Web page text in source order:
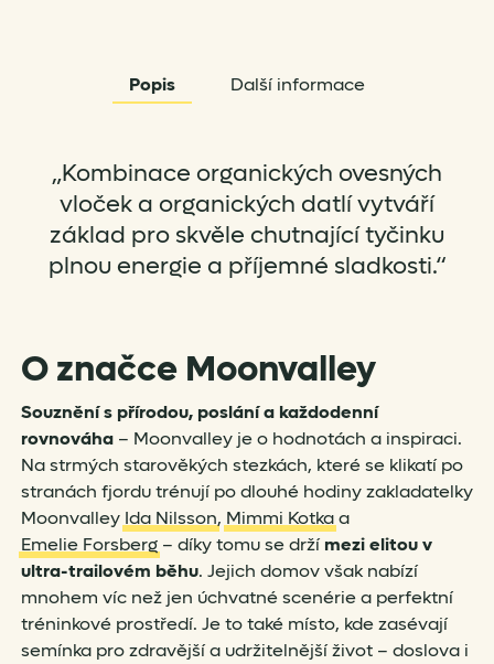
Popis Další informace
„Kombinace organických ovesných
vloček a organických datlí vytváří
základ pro skvěle chutnající tyčinku
plnou energie a příjemné sladkosti.“
O značce Moonvalley
Souznění s přírodou, poslání a každodenní
rovnováha– Moonvalley je o hodnotách a inspiraci.
Na strmých starověkých stezkách, které se klikatí po
stranách fjordu trénují po dlouhé hodiny zakladatelky
Moonvalley Ida Nilsson, Mimmi Kotkaa
Emelie Forsberg– díky tomu se drží mezi elitou v
ultra-trailovém běhu. Jejich domov však nabízí
mnohem víc než jen úchvatné scenérie a perfektní
tréninkové prostředí. Je to také místo, kde zasévají
semínka pro zdravější a udržitelnější život – doslova i